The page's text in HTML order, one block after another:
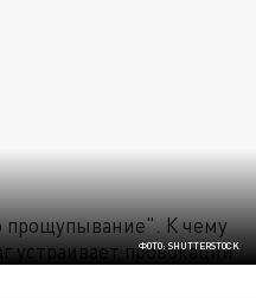
ФОТО: SHUTTERSTOCK